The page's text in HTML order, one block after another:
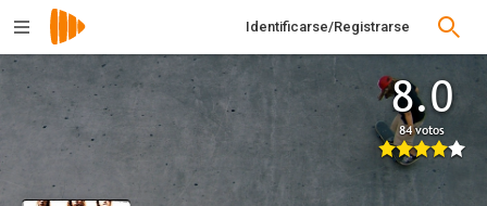
Identificarse/Registrarse
8.0
84 votos